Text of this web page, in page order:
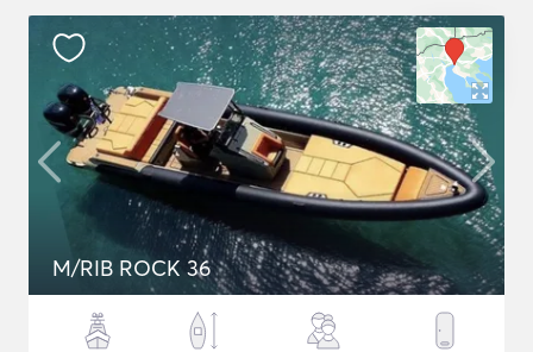
M/RIB ROCK 36